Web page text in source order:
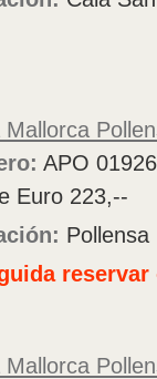
Mallorca
APO
Euro 223,--
Pollensa
reservar
Mallorca